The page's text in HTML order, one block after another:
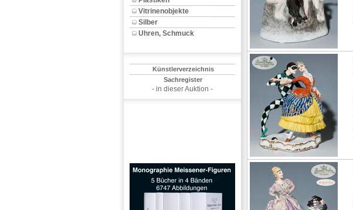
Vitrinenobjekte
Silber
Uhren, Schmuck
Künstlerverzeichnis
Sachregister
- in dieser Auktion -